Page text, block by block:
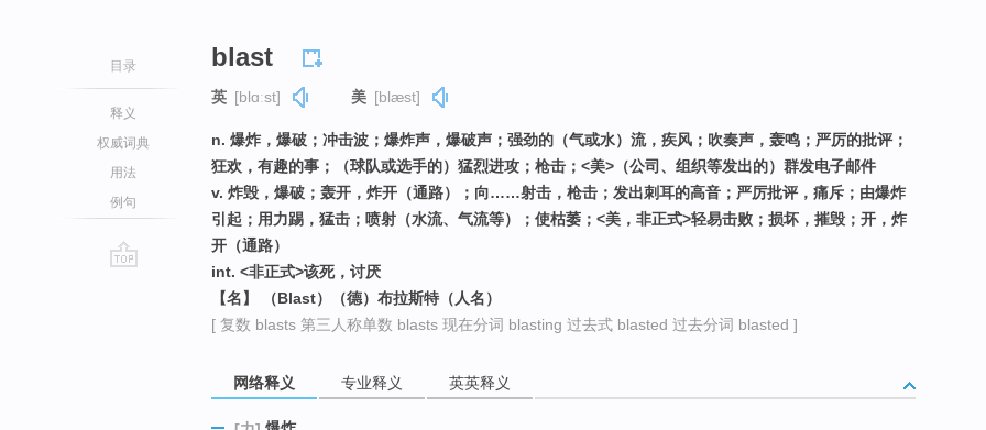
目录
释义
权威词典
用法
例句
blast
英 [blɑːst] 美 [blæst]
n. 爆炸，爆破；冲击波；爆炸声，爆破声；强劲的（气或水）流，疾风；吹奏声，轰鸣；严厉的批评；
狂欢，有趣的事；（球队或选手的）猛烈进攻；枪击；<美>（公司、组织等发出的）群发电子邮件
v. 炸毁，爆破；轰开，炸开（通路）；向……射击，枪击；发出刺耳的高音；严厉批评，痛斥；由爆炸
引起；用力踢，猛击；喷射（水流、气流等）；使枯萎；<美，非正式>轻易击败；损坏，摧毁；开，炸
开（通路）
int. <非正式>该死，讨厌
【名】 （Blast）（德）布拉斯特（人名）
[ 复数 blasts 第三人称单数 blasts 现在分词 blasting 过去式 blasted 过去分词 blasted ]
网络释义 专业释义 英英释义